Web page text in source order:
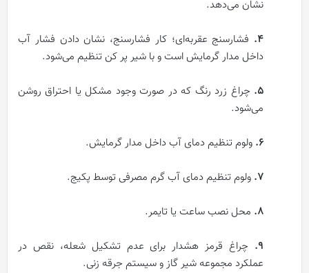
نشان می‌دهد.
۴.
فشارسنج عقربه‌ای؛ کار فشارسنج، نشان دادن فشار آب
داخل مدار گرمایش است و با شیر پر کن تنظیم می‌شود.
۵. چراغ زرد رنگ که در صورت وجود مشکل یا احتراق روشن
می‌شود.
۶. ولوم تنظیم دمای آب داخل مدار گرمایش.
۷. ولوم تنظیم دمای آب گرم مصرفی توسط پکیج.
۸. محل نصب ساعت یا تایمر.
۹.
چراغ قرمز هشدار برای عدم تشکیل شعله، نقص در
عملکرد مجموعه شیر گاز و سیستم جرقه‌ زنی.